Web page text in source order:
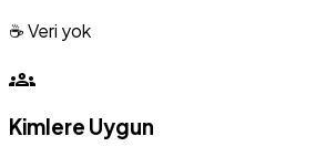
☕ Veri yok
groups
Kimlere Uygun